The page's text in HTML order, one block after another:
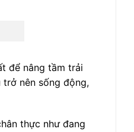
để nâng tầm trải
trở nên sống động,
thực như đang